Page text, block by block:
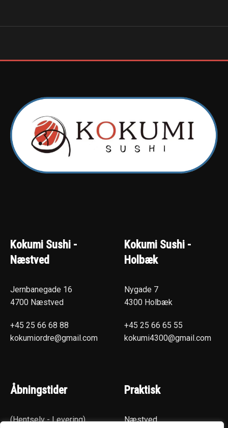
Kokumi Sushi -
Næstved
Jernbanegade 16
4700 Næstved
+45 25 66 68 88
kokumiordre@gmail.com
Kokumi Sushi -
Holbæk
Nygade 7
4300 Holbæk
+45 25 66 65 55
kokumi4300@gmail.com
Åbningstider
(Hentselv - Levering)
Praktisk
Næstved